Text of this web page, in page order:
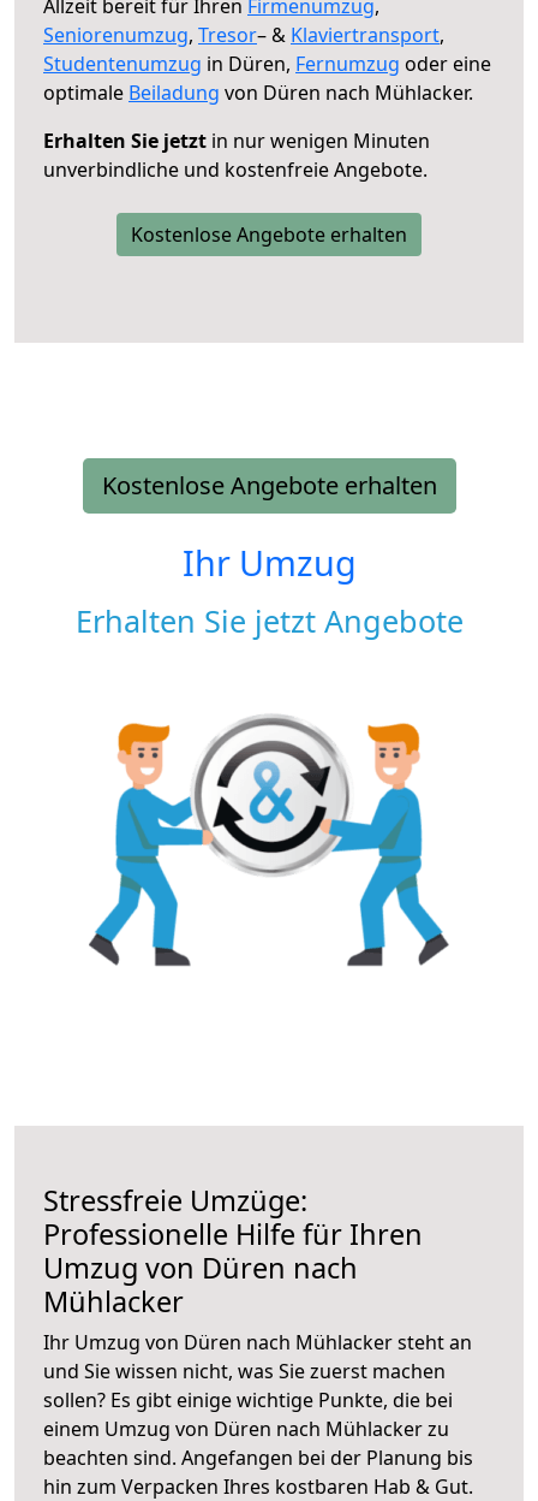
Allzeit bereit für Ihren Firmenumzug,
Seniorenumzug, Tresor– & Klaviertransport,
Studentenumzug in Düren, Fernumzug oder eine
optimale Beiladung von Düren nach Mühlacker.
Erhalten Sie jetzt in nur wenigen Minuten
unverbindliche und kostenfreie Angebote.
Kostenlose Angebote erhalten
Kostenlose Angebote erhalten
Ihr Umzug
Erhalten Sie jetzt Angebote
Stressfreie Umzüge:
Professionelle Hilfe für Ihren
Umzug von Düren nach
Mühlacker
Ihr Umzug von Düren nach Mühlacker steht an
und Sie wissen nicht, was Sie zuerst machen
sollen? Es gibt einige wichtige Punkte, die bei
einem Umzug von Düren nach Mühlacker zu
beachten sind. Angefangen bei der Planung bis
hin zum Verpacken Ihres kostbaren Hab & Gut.